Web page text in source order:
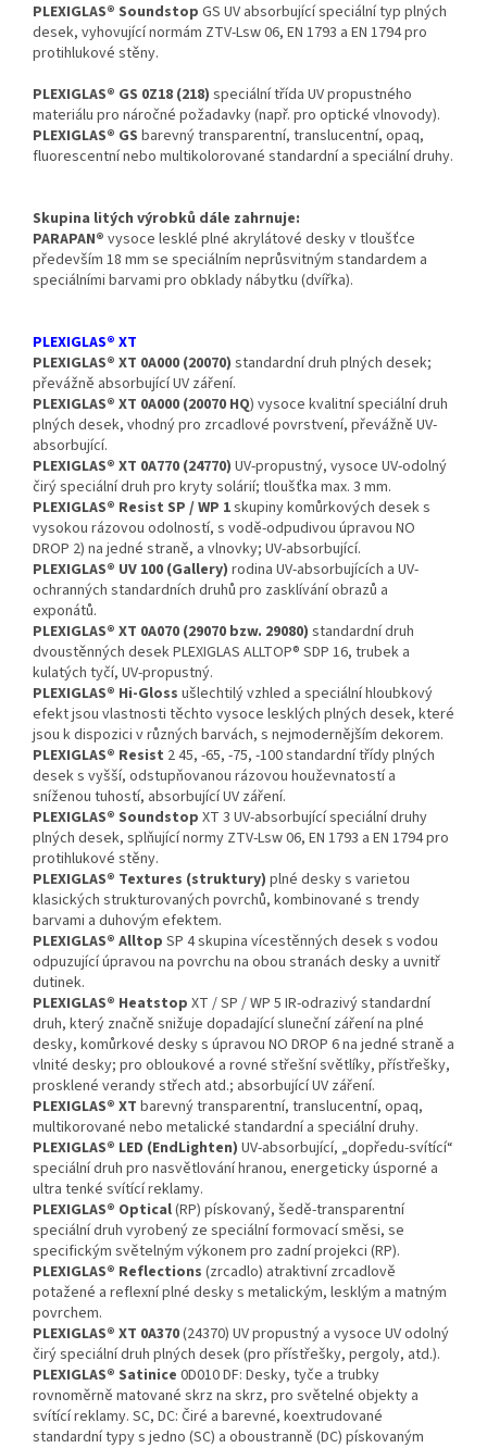
PLEXIGLAS® Soundstop GS UV absorbující speciální typ plných
desek, vyhovující normám ZTV-Lsw 06, EN 1793 a EN 1794 pro
protihlukové stěny.
PLEXIGLAS® GS 0Z18 (218) speciální třída UV propustného
materiálu pro náročné požadavky (např. pro optické vlnovody).
PLEXIGLAS® GS barevný transparentní, translucentní, opaq,
fluorescentní nebo multikolorované standardní a speciální druhy.
Skupina litých výrobků dále zahrnuje:
PARAPAN® vysoce lesklé plné akrylátové desky v tloušťce
především 18 mm se speciálním neprůsvitným standardem a
speciálními barvami pro obklady nábytku (dvířka).
PLEXIGLAS® XT
PLEXIGLAS® XT 0A000 (20070) standardní druh plných desek;
převážně absorbující UV záření.
PLEXIGLAS® XT 0A000 (20070 HQ) vysoce kvalitní speciální druh
plných desek, vhodný pro zrcadlové povrstvení, převážně UV-
absorbující.
PLEXIGLAS® XT 0A770 (24770) UV-propustný, vysoce UV-odolný
čirý speciální druh pro kryty solárií; tloušťka max. 3 mm.
PLEXIGLAS® Resist SP / WP 1skupiny komůrkových desek s
vysokou rázovou odolností, s vodě-odpudivou úpravou NO
DROP 2) na jedné straně, a vlnovky; UV-absorbující.
PLEXIGLAS® UV 100 (Gallery) rodina UV-absorbujících a UV-
ochranných standardních druhů pro zasklívání obrazů a
exponátů.
PLEXIGLAS® XT 0A070 (29070 bzw. 29080) standardní druh
dvoustěnných desek PLEXIGLAS ALLTOP® SDP 16, trubek a
kulatých tyčí, UV-propustný.
PLEXIGLAS® Hi-Gloss ušlechtilý vzhled a speciální hloubkový
efekt jsou vlastnosti těchto vysoce lesklých plných desek, které
jsou k dispozici v různých barvách, s nejmodernějším dekorem.
PLEXIGLAS® Resist 2 45, -65, -75, -100 standardní třídy plných
desek s vyšší, odstupňovanou rázovou houževnatostí a
sníženou tuhostí, absorbující UV záření.
PLEXIGLAS® Soundstop XT 3 UV-absorbující speciální druhy
plných desek, splňující normy ZTV-Lsw 06, EN 1793 a EN 1794 pro
protihlukové stěny.
PLEXIGLAS® Textures (struktury) plné desky s varietou
klasických strukturovaných povrchů, kombinované s trendy
barvami a duhovým efektem.
PLEXIGLAS® Alltop SP 4 skupina vícestěnných desek s vodou
odpuzující úpravou na povrchu na obou stranách desky a uvnitř
dutinek.
PLEXIGLAS® Heatstop XT / SP / WP 5 IR-odrazivý standardní
druh, který značně snižuje dopadající sluneční záření na plné
desky, komůrkové desky s úpravou NO DROP 6 na jedné straně a
vlnité desky; pro obloukové a rovné střešní světlíky, přístřešky,
prosklené verandy střech atd.; absorbující UV záření.
PLEXIGLAS® XT barevný transparentní, translucentní, opaq,
multikorované nebo metalické standardní a speciální druhy.
PLEXIGLAS® LED (EndLighten) UV-absorbující, „dopředu-svítící“
speciální druh pro nasvětlování hranou, energeticky úsporné a
ultra tenké svítící reklamy.
PLEXIGLAS® Optical(RP) pískovaný, šedě-transparentní
speciální druh vyrobený ze speciální formovací směsi, se
specifickým světelným výkonem pro zadní projekci (RP).
PLEXIGLAS® Reflections (zrcadlo) atraktivní zrcadlově
potažené a reflexní plné desky s metalickým, lesklým a matným
povrchem.
PLEXIGLAS® XT 0A370(24370) UV propustný a vysoce UV odolný
čirý speciální druh plných desek (pro přístřešky, pergoly, atd.).
PLEXIGLAS® Satinice 0D010 DF: Desky, tyče a trubky
rovnoměrně matované skrz na skrz, pro světelné objekty a
svítící reklamy. SC, DC: Čiré a barevné, koextrudované
standardní typy s jedno (SC) a oboustranně (DC) pískovaným